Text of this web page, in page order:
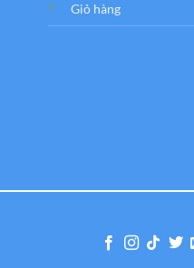
Giỏ hàng